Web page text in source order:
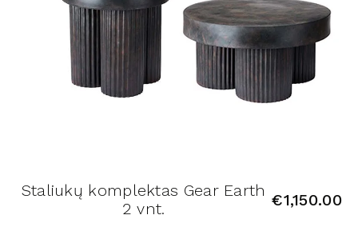
Staliukų komplektas Gear Earth
2 vnt.
€1,150.00